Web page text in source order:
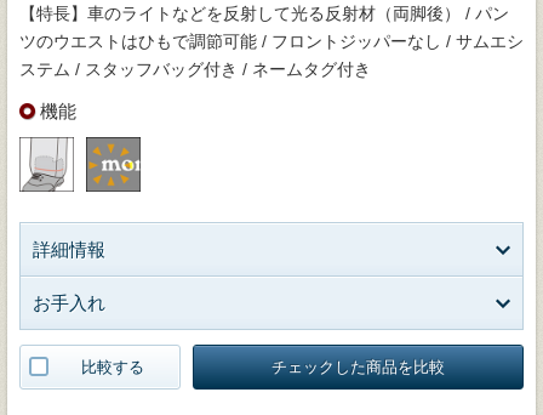
【特長】車のライトなどを反射して光る反射材（両脚後） / パン
ツのウエストはひもで調節可能 / フロントジッパーなし / サムエシ
ステム / スタッフバッグ付き / ネームタグ付き
機能
詳細情報
お手入れ
比較する チェックした商品を比較